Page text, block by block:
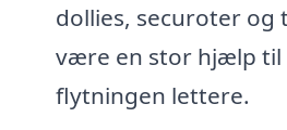
dollies, securoter og
være en stor hjælp til
flytningen lettere.